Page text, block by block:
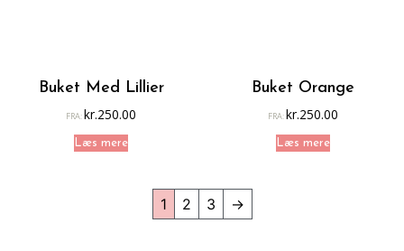
Buket Med Lillier
FRA:kr.250.00
Læs mere
Buket Orange
FRA:kr.250.00
Læs mere
1 2 3 →